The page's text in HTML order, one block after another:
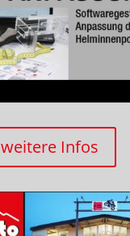
weitere Infos